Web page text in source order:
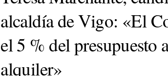
alcaldía de Vigo: «El
el 5 % del presupuesto
alquiler»